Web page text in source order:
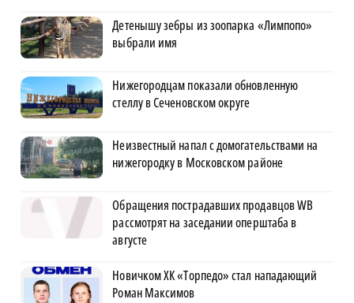
Детенышу зебры из зоопарка «Лимпопо»
выбрали имя
Нижегородцам показали обновленную
стеллу в Сеченовском округе
Неизвестный напал с домогательствами на
нижегородку в Московском районе
Обращения пострадавших продавцов WB
рассмотрят на заседании оперштаба в
августе
Новичком ХК «Торпедо» стал нападающий
Роман Максимов